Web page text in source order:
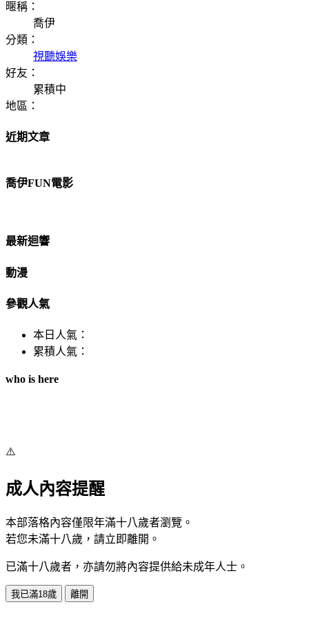
暱稱：
喬伊
分類：
視聽娛樂
好友：
累積中
地區：
近期文章
喬伊FUN電影
最新迴響
動漫
參觀人氣
本日人氣：
累積人氣：
who is here
⚠️
成人內容提醒
本部落格內容僅限年滿十八歲者瀏覽。
若您未滿十八歲，請立即離開。
已滿十八歲者，亦請勿將內容提供給未成年人士。
我已滿18歲 離開